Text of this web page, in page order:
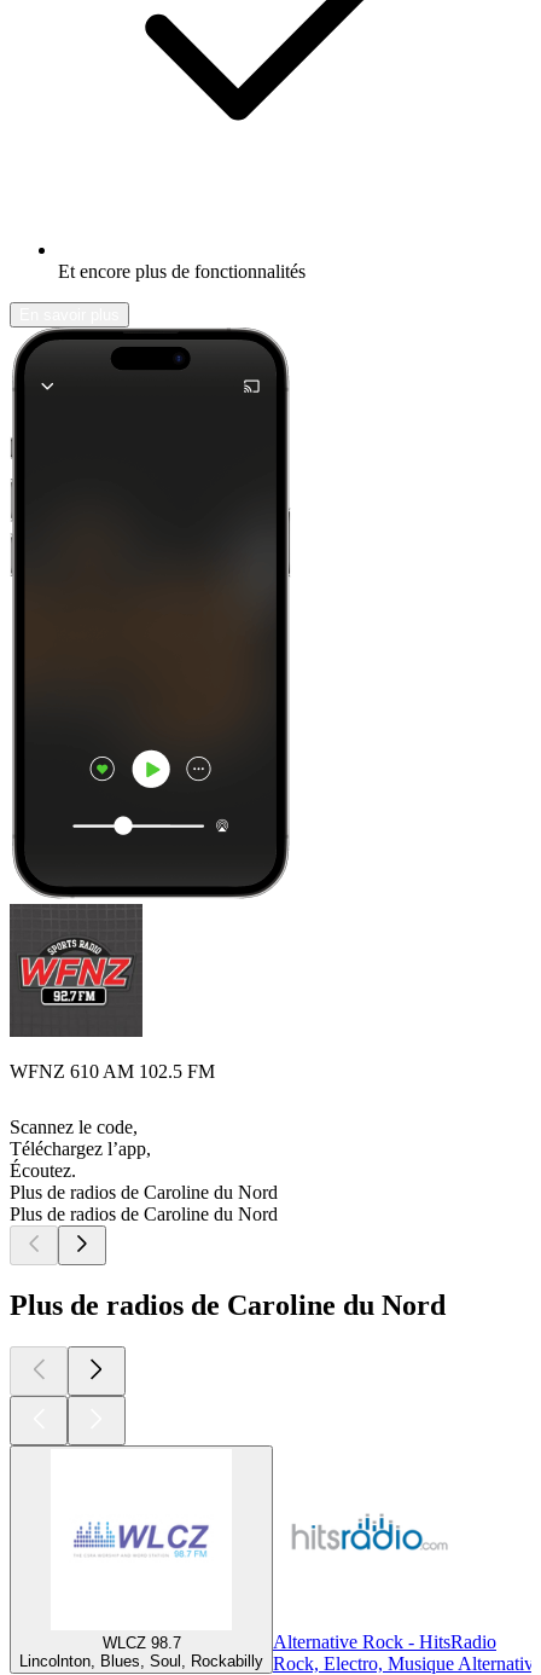
Et encore plus de fonctionnalités
WFNZ 610 AM 102.5 FM
Scannez le code,
Téléchargez l’app,
Écoutez.
Plus de radios de Caroline du Nord
Plus de radios de Caroline du Nord
Plus de radios de Caroline du Nord
WLCZ 98.7
Lincolnton, Blues, Soul, Rockabilly
Alternative Rock - HitsRadio
Rock, Electro, Musique